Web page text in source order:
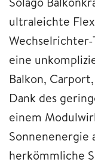
ultraleichte
eine
Balkon,
Dank des
einem
Sonnenenergie
herkömmliche